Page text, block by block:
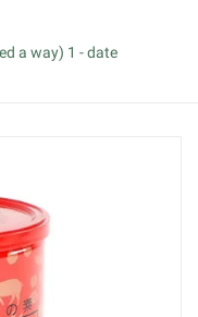
a way) 1 - date